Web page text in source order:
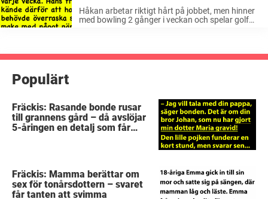
Håkan arbetar riktigt hårt på jobbet, men hinner
med bowling 2 gånger i veckan och spelar golf
Populärt
Fräckis: Rasande bonde rusar
till grannens gård – då avslöjar
5-åringen en detalj som får
Fräckis: Mamma berättar om
sex för tonårsdottern – svaret
får tanten att svimma